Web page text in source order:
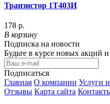
Транзистор 1Т403И
178 р.
В корзину
Подписка на новости
Будьте в курсе новых акций
Подписаться
Главная О компании Услуги
Отзывы Карта сайта